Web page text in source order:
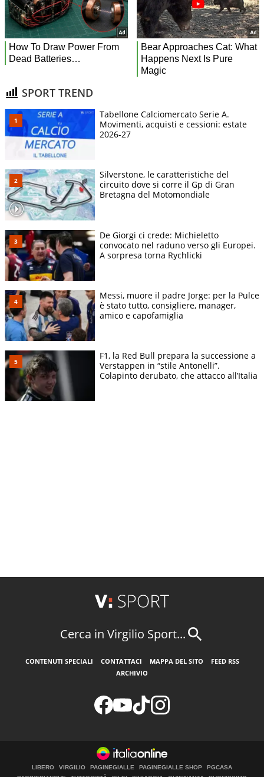
SPORT TREND
Tabellone Calciomercato Serie A.
Movimenti, acquisti e cessioni: estate
2026-27
Silverstone, le caratteristiche del
circuito dove si corre il Gp di Gran
Bretagna del Motomondiale
De Giorgi ci crede: Michieletto
convocato nel raduno verso gli Europei.
A sorpresa torna Rychlicki
Messi, muore il padre Jorge: per la Pulce
è stato tutto, consigliere, manager,
amico e capofamiglia
F1, la Red Bull prepara la successione a
Verstappen in “stile Antonelli”.
Colapinto derubato, che attacco all’Italia
Cerca in Virgilio Sport...
CONTENUTI SPECIALI CONTATTACI MAPPA DEL SITO
FEED RSS
ARCHIVIO
LIBERO VIRGILIO PAGINEGIALLE PAGINEGIALLE SHOP
PGCASA